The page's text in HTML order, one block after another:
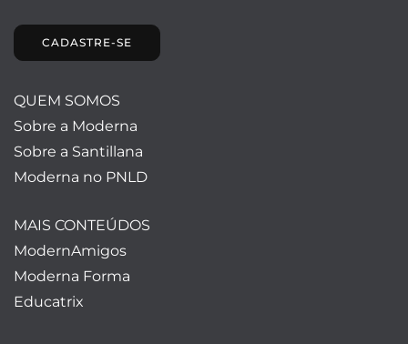
CADASTRE-SE
QUEM SOMOS
Sobre a Moderna
Sobre a Santillana
Moderna no PNLD
MAIS CONTEÚDOS
ModernAmigos
Moderna Forma
Educatrix